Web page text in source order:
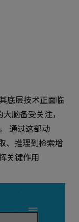
底层技术正面临
脑备受关注，
通过这部动
、推理到检索增
关键作用